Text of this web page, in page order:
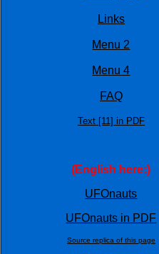
Links
Menu 2
Menu 4
FAQ
Text [11] in PDF
(English here:)
UFOnauts
UFOnauts in PDF
Source replica of this page